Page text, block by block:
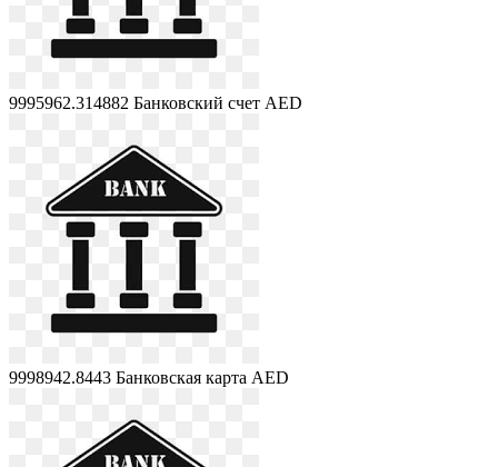
9995962.314882 Банковский счет AED
9998942.8443 Банковская карта AED